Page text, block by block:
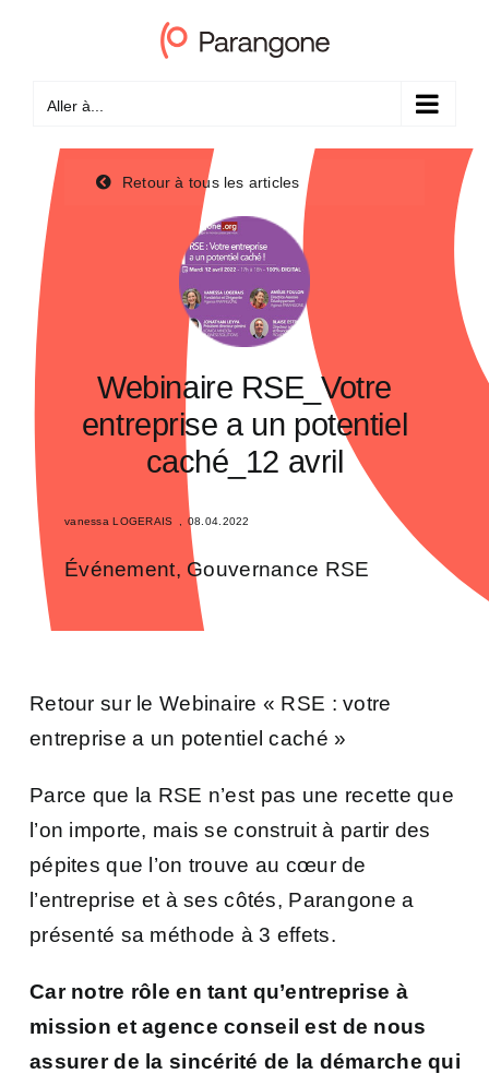
Aller à...
Retour à tous les articles
Webinaire RSE_Votre
entreprise a un potentiel
caché_12 avril
vanessa LOGERAIS 08.04.2022
Événement, Gouvernance RSE
Retour sur le Webinaire « RSE : votre
entreprise a un potentiel caché »
Parce que la RSE n’est pas une recette que
l’on importe, mais se construit à partir des
pépites que l’on trouve au cœur de
l’entreprise et à ses côtés, Parangone a
présenté sa méthode à 3 effets.
Car notre rôle en tant qu’entreprise à
mission et agence conseil est de nous
assurer de la sincérité de la démarche qui